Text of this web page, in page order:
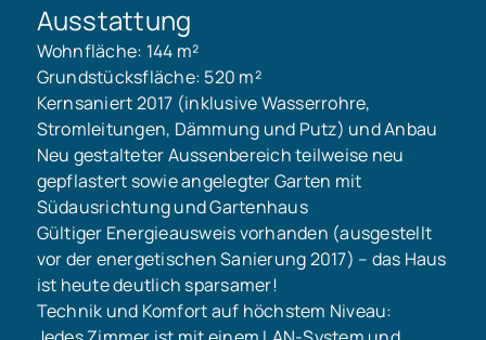
Ausstattung
Wohnfläche: 144 m²
Grundstücksfläche: 520 m²
Kernsaniert 2017 (inklusive Wasserrohre,
Stromleitungen, Dämmung und Putz) und Anbau
Neu gestalteter Aussenbereich teilweise neu
gepflastert sowie angelegter Garten mit
Südausrichtung und Gartenhaus
Gültiger Energieausweis vorhanden (ausgestellt
vor der energetischen Sanierung 2017) – das Haus
ist heute deutlich sparsamer!
Technik und Komfort auf höchstem Niveau: